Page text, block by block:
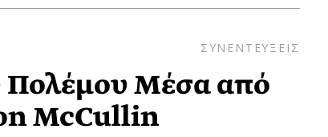
ΣΥΝΕΝΤΕΥΞΕΙΣ
Πολέμου Μέσα από
McCullin